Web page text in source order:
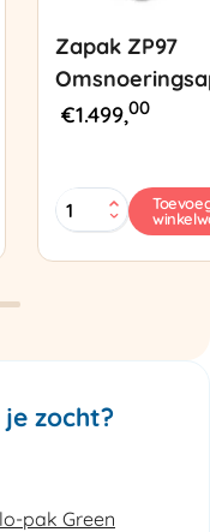
Zapak ZP97
€1.499,00
Zapak
ZP97
aantal
zocht?
pak Green